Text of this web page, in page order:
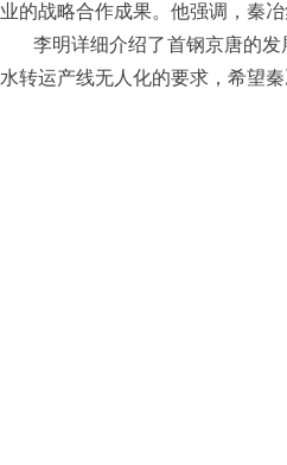
业的战略合作成果。他强调，秦
李明详细介绍了首钢京唐的
水转运产线无人化的要求，希望